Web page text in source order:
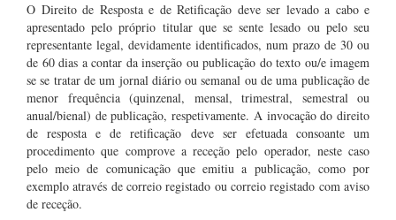
O Direito de Resposta e de Retificação deve ser levado a cabo e
apresentado pelo próprio titular que se sente lesado ou pelo seu
representante legal, devidamente identificados, num prazo de 30 ou
de 60 dias a contar da inserção ou publicação do texto ou/e imagem
se se tratar de um jornal diário ou semanal ou de uma publicação de
menor frequência (quinzenal, mensal, trimestral, semestral ou
anual/bienal) de publicação, respetivamente. A invocação do direito
de resposta e de retificação deve ser efetuada consoante um
procedimento que comprove a receção pelo operador, neste caso
pelo meio de comunicação que emitiu a publicação, como por
exemplo através de correio registado ou correio registado com aviso
de receção.